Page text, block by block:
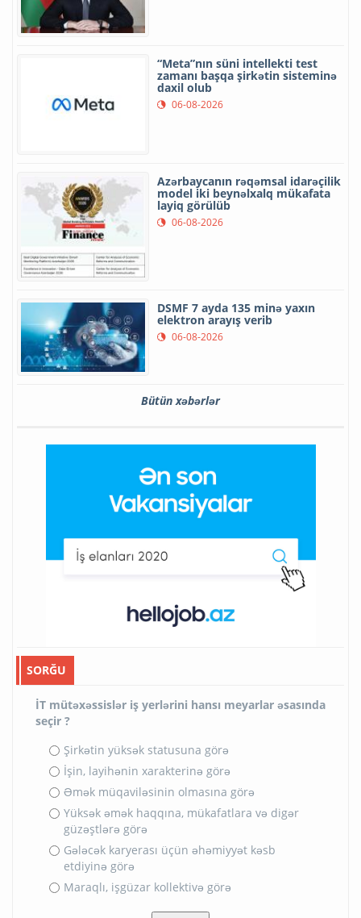
“Meta”nın süni intellekti test
zamanı başqa şirkətin sisteminə
daxil olub
06-08-2026
Azərbaycanın rəqəmsal idarəçilik
model iki beynəlxalq mükafata
layiq görülüb
06-08-2026
DSMF 7 ayda 135 minə yaxın
elektron arayış verib
06-08-2026
Bütün xəbərlər
SORĞU
İT mütəxəssislər iş yerlərini hansı meyarlar əsasında
seçir ?
Şirkətin yüksək statusuna görə
İşin, layihənin xarakterinə görə
Əmək müqaviləsinin olmasına görə
Yüksək əmək haqqına, mükafatlara və digər
güzəştlərə görə
Gələcək karyerası üçün əhəmiyyət kəsb
etdiyinə görə
Maraqlı, işgüzar kollektivə görə